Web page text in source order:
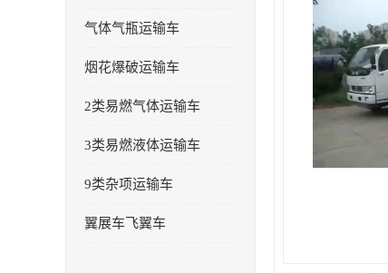
气体气瓶运输车
烟花爆破运输车
2类易燃气体运输车
3类易燃液体运输车
9类杂项运输车
翼展车飞翼车